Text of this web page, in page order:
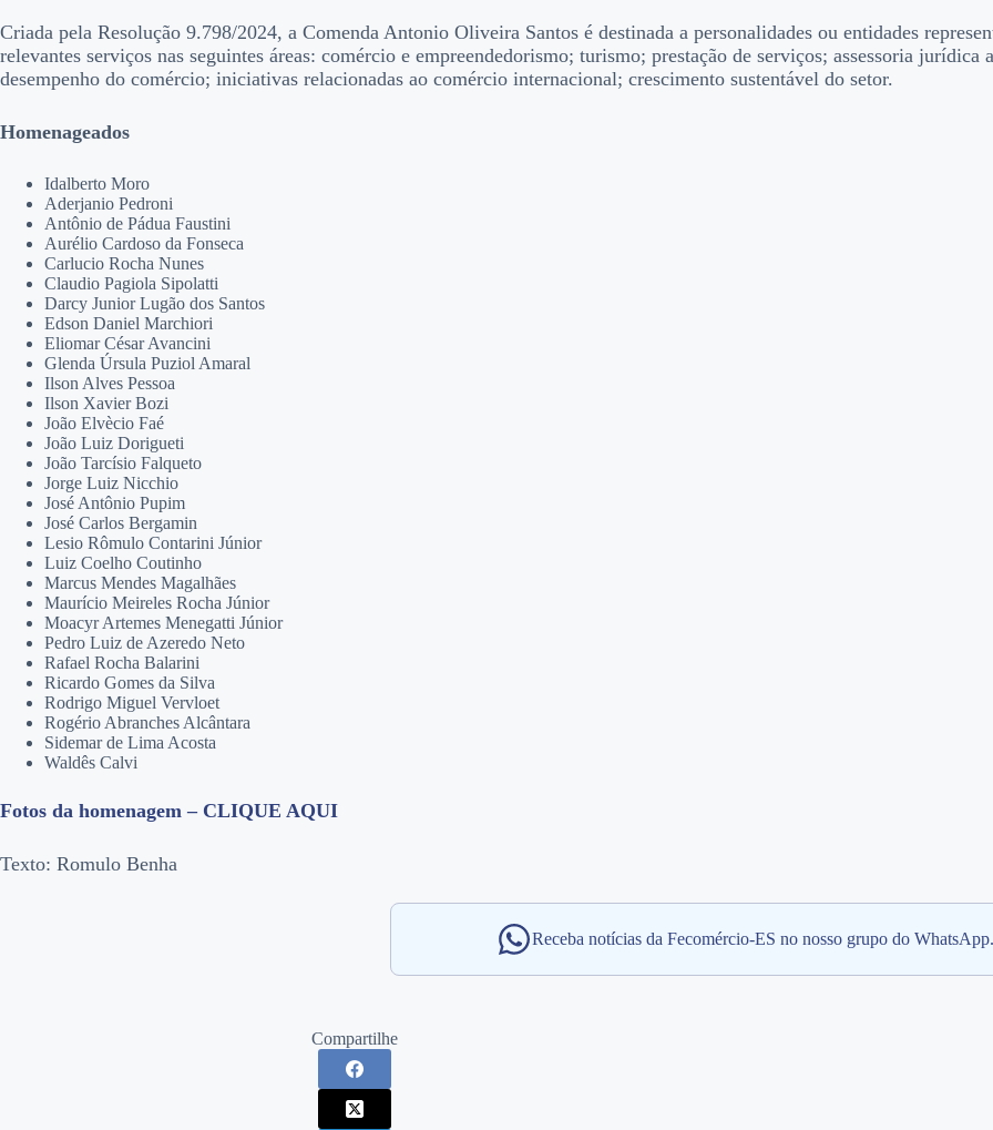
Criada pela Resolução 9.798/2024, a Comenda Antonio Oliveira Santos é destinada a personalidades ou entidades
relevantes serviços nas seguintes áreas: comércio e empreendedorismo; turismo; prestação de serviços; assessoria
desempenho do comércio; iniciativas relacionadas ao comércio internacional; crescimento sustentável do setor.
Homenageados
Idalberto Moro
Aderjanio Pedroni
Antônio de Pádua Faustini
Aurélio Cardoso da Fonseca
Carlucio Rocha Nunes
Claudio Pagiola Sipolatti
Darcy Junior Lugão dos Santos
Edson Daniel Marchiori
Eliomar César Avancini
Glenda Úrsula Puziol Amaral
Ilson Alves Pessoa
Ilson Xavier Bozi
João Elvècio Faé
João Luiz Dorigueti
João Tarcísio Falqueto
Jorge Luiz Nicchio
José Antônio Pupim
José Carlos Bergamin
Lesio Rômulo Contarini Júnior
Luiz Coelho Coutinho
Marcus Mendes Magalhães
Maurício Meireles Rocha Júnior
Moacyr Artemes Menegatti Júnior
Pedro Luiz de Azeredo Neto
Rafael Rocha Balarini
Ricardo Gomes da Silva
Rodrigo Miguel Vervloet
Rogério Abranches Alcântara
Sidemar de Lima Acosta
Waldês Calvi
Fotos da homenagem – CLIQUE AQUI
Texto: Romulo Benha
Receba notícias da Fecomércio-ES no nosso grupo do WhatsApp.
Compartilhe